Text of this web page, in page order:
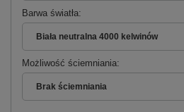
Barwa światła
Biała neutralna 4000 kelwinów
Możliwość ściemniania
Brak ściemniania